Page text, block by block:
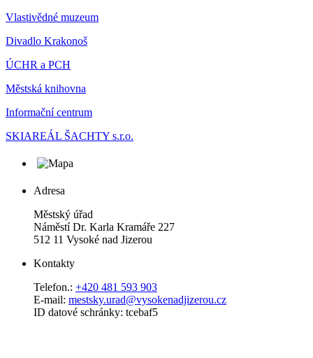
Vlastivědné muzeum
Divadlo Krakonoš
ÚCHR a PCH
Městská knihovna
Informační centrum
SKIAREÁL ŠACHTY s.r.o.
Adresa
Městský úřad
Náměstí Dr. Karla Kramáře 227
512 11 Vysoké nad Jizerou
Kontakty
Telefon.: +420 481 593 903
E-mail: mestsky.urad@vysokenadjizerou.cz
ID datové schránky: tcebaf5